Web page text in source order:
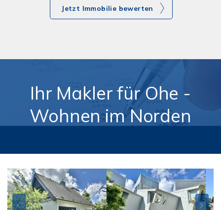
Jetzt Immobilie bewerten
Ihr Makler für Ohe -
Wohnen im Norden